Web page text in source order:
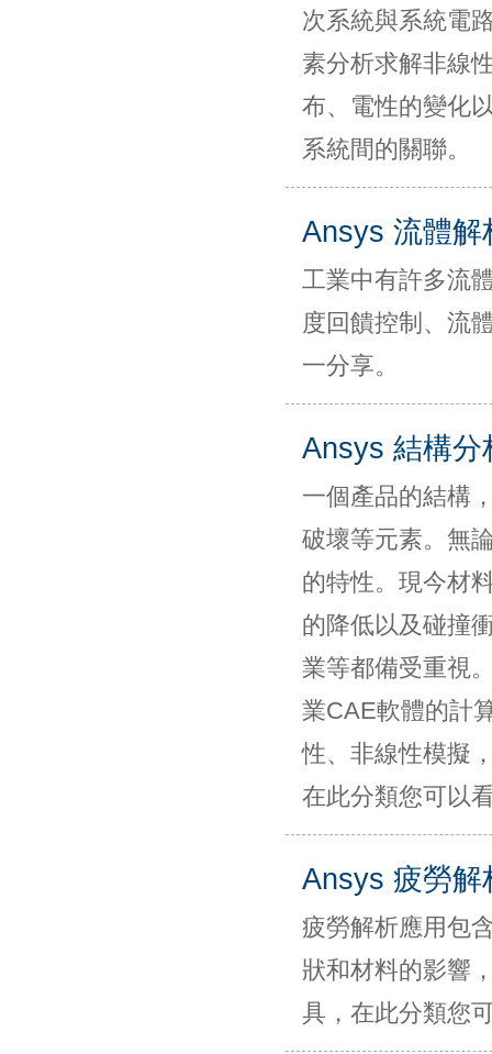
次系統與系統電
素分析求解非線
布、電性的變化
系統間的關聯。
Ansys 流體解
工業中有許多流
度回饋控制、流
一分享。
Ansys 結構分
一個產品的結構
破壞等元素。無
的特性。現今材
的降低以及碰撞
業等都備受重視
業CAE軟體的計
性、非線性模擬
在此分類您可以
Ansys 疲勞解
疲勞解析應用包
狀和材料的影響
具，在此分類您